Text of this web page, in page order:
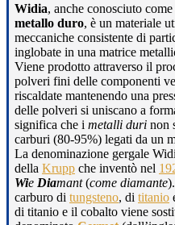
Widia, anche conosciuto come
metallo duro, è un materiale
meccaniche consistente di
inglobate in una matrice
Viene prodotto attraverso il
polveri fini delle componenti
riscaldate mantenendo una
delle polveri si uniscano a
significa che i metalli duri non
carburi (80-95%) legati da un
La denominazione gergale
della Krupp che inventò nel
Wie Diamant(come diamante
carburo di tungsteno, di titanio
di titanio e il cobalto viene